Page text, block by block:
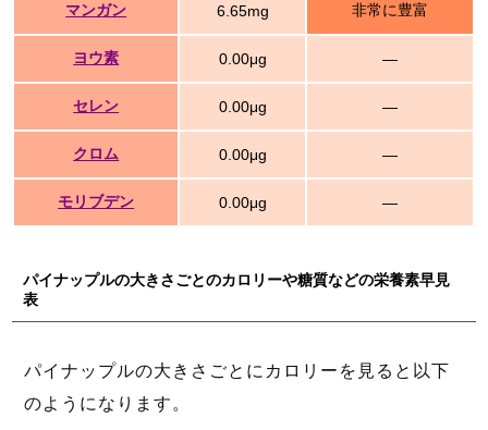
マンガン 6.65mg 非常に豊富
ヨウ素 0.00μg ―
セレン 0.00μg ―
クロム 0.00μg ―
モリブデン 0.00μg ―
パイナップルの大きさごとのカロリーや糖質などの栄養素早見
表
パイナップルの大きさごとにカロリーを見ると以下
のようになります。